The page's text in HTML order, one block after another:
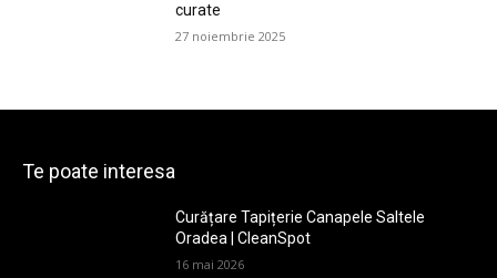
curate
27 noiembrie 2025
Te poate interesa
Curățare Tapițerie Canapele Saltele
Oradea | CleanSpot
16 mai 2026